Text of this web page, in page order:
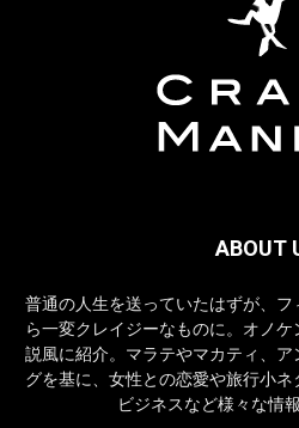
ABOUT
普通の人生を送っていたはずが、
ら一変クレイジーなものに。オノ
説風に紹介。マラテやマカティ、
グを基に、女性との恋愛や旅行小
ビジネスなど様々な情